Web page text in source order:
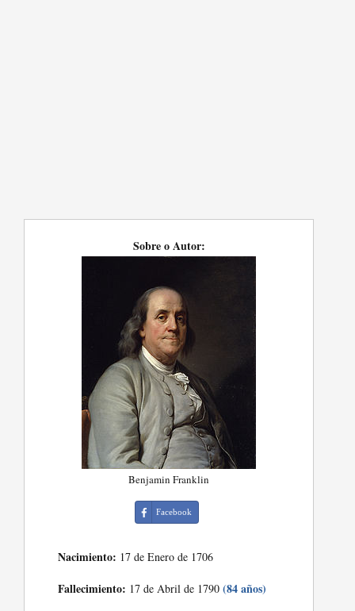
Sobre o Autor:
Benjamin Franklin
Facebook
Nacimiento: 17 de Enero de 1706
Fallecimiento: 17 de Abril de 1790(84 años)